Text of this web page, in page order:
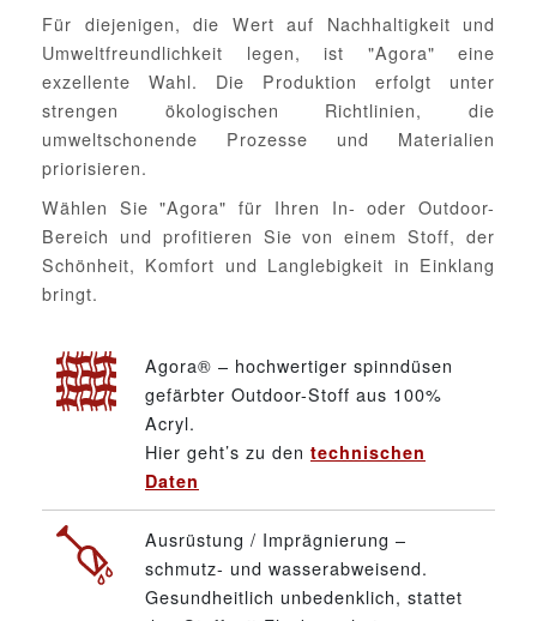
Für diejenigen, die Wert auf Nachhaltigkeit und
Umweltfreundlichkeit legen, ist "Agora" eine
exzellente Wahl. Die Produktion erfolgt unter
strengen ökologischen Richtlinien, die
umweltschonende Prozesse und Materialien
priorisieren.
Wählen Sie "Agora" für Ihren In- oder Outdoor-
Bereich und profitieren Sie von einem Stoff, der
Schönheit, Komfort und Langlebigkeit in Einklang
bringt.
Agora® – hochwertiger spinndüsen
gefärbter Outdoor-Stoff aus 100%
Acryl.
Hier geht’s zu den technischen
Daten
Ausrüstung / Imprägnierung –
schmutz- und wasserabweisend.
Gesundheitlich unbedenklich, stattet